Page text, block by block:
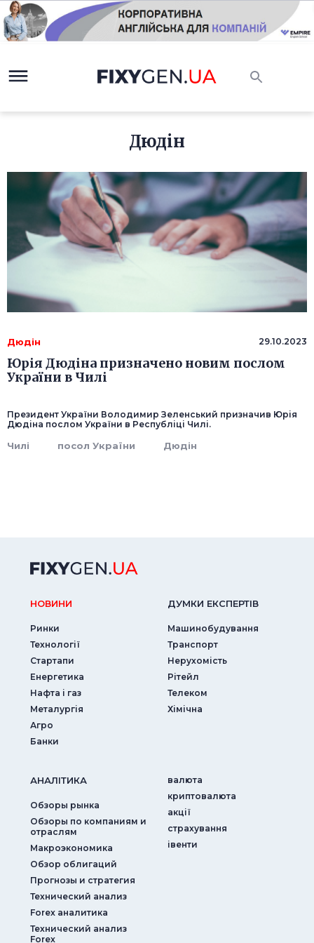
Дюдін
Дюдін 29.10.2023
Юрія Дюдіна призначено новим послом
України в Чилі
Президент України Володимир Зеленський призначив Юрія
Дюдіна послом України в Республіці Чилі.
Чилі посол України Дюдін
НОВИНИ
Ринки
Технології
Стартапи
Енергетика
Нафта і газ
Металургія
Агро
Банки
ДУМКИ ЕКСПЕРТIВ
Машинобудування
Транспорт
Нерухомість
Рітейл
Телеком
Хімічна
АНАЛIТИКА
Обзоры рынка
Обзоры по компаниям и
отраслям
Макроэкономика
Обзор облигаций
Прогнозы и стратегия
Технический анализ
Forex аналитика
Технический анализ
Forex
валюта
криптовалюта
акції
страхування
iвенти